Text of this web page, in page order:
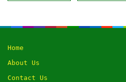
Home
About Us
Contact Us